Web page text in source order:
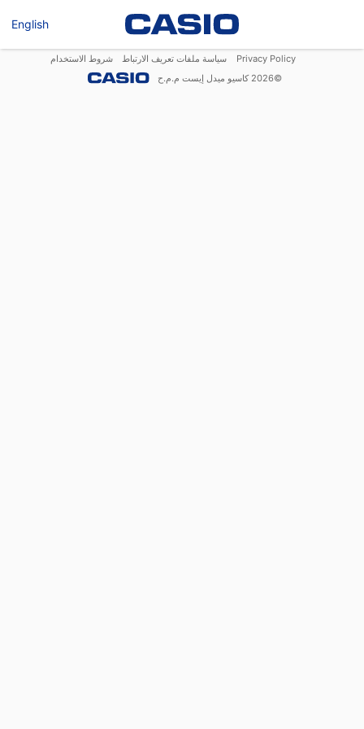
English
Privacy Policy سياسة ملفات تعريف الارتباط
شروط الاستخدام
©
2026 كاسيو ميدل إيست م.م.ح